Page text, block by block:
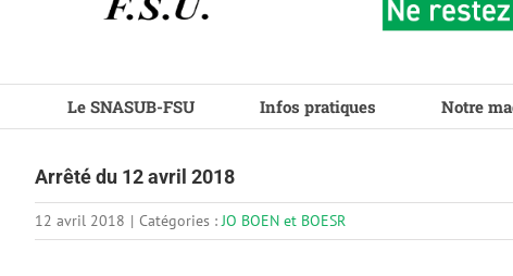
Le SNASUB-FSU Infos pratiques Notre
Arrêté du 12 avril 2018
12 avril 2018 | Catégories :JO BOEN et BOESR